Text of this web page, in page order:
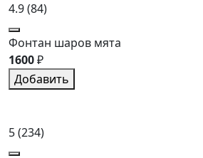
4.9(84)
Фонтан шаров мята
1600₽
Добавить
5(234)